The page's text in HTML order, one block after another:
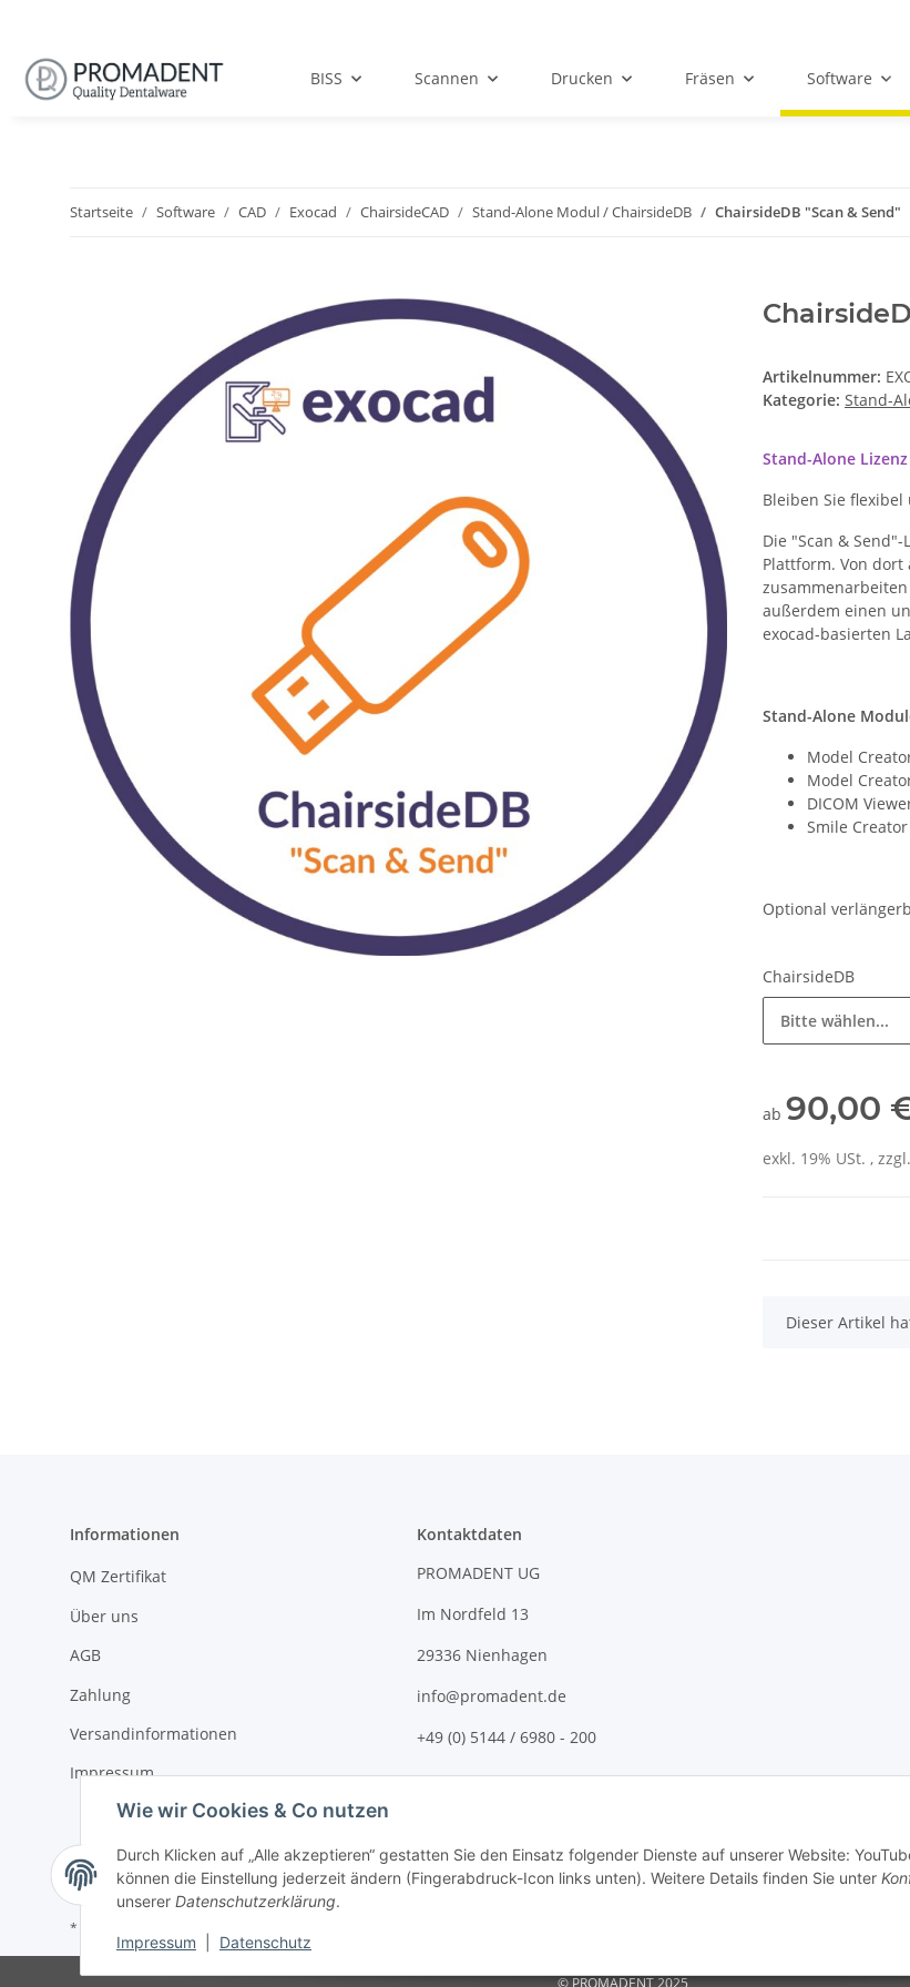
BISS Scannen Drucken Fräsen Software
Startseite Software CAD Exocad ChairsideCAD Stand-Alone Modul / ChairsideDB ChairsideDB "Scan & Send"
Artikelnummer:
Kategorie: Stand-
Stand-Alone
Bleiben Sie flexibel
Die "Scan &
Plattform. Von dort
außerdem einen
exocad-basierten
Stand-Alone
Model
Model
DICOM
Smile
Optional
ChairsideDB
Bitte wählen...
ab 90,00
exkl. 19% USt. , zzgl.
x
Dieser Artikel
Informationen
QM Zertifikat
Über uns
AGB
Zahlung
Versandinformationen
Impressum
Kontaktdaten
PROMADENT UG
Im Nordfeld 13
29336 Nienhagen
info@promadent.de
+49 (0) 5144 / 6980 - 200
* Alle Preise zzgl. gesetzlicher USt., zzgl.
Wie wir Cookies & Co nutzen
Durch Klicken auf „Alle akzeptieren“ gestatten Sie den Einsatz folgender Dienste auf unserer Website:
können die Einstellung jederzeit ändern (Fingerabdruck-Icon links unten). Weitere Details finden Sie unter
unserer Datenschutzerklärung.
Impressum Datenschutz